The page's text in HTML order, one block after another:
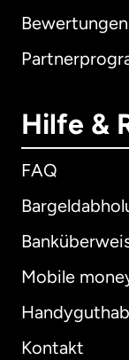
Bewertungen
Hilfe &
FAQ
Mobile
Kontakt